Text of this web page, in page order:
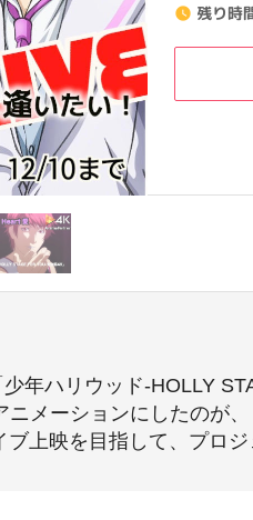
watch_later 残り時
年ハリウッド-HOLLY
メーションにしたのが
上映を目指して、プロジ